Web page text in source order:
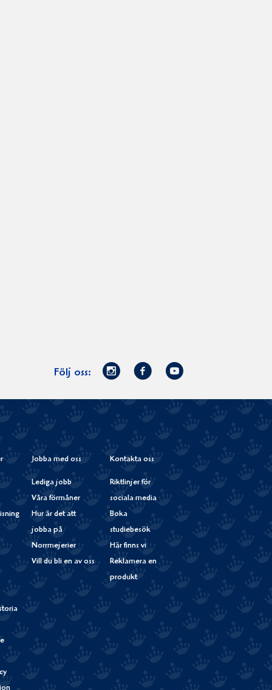
Följ oss:
Norrmejerier
Instagram
Facebook
Youtube
Jobba med oss
Lediga jobb
Våra förmåner
Hur är det att
jobba på
Norrmejerier
Vill du bli en av oss
Kontakta oss
Riktlinjer för
sociala media
Boka
studiebesök
Här finns vi
Reklamera en
produkt